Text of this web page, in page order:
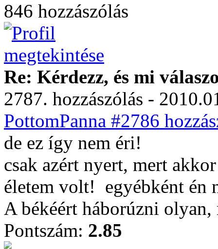
846 hozzászólás
Re: Kérdezz, és mi
2787. hozzászólás -
PottomPanna #2786
de ez így nem éri!
csak azért nyert, mert
életem volt! egyébként
A békéért háborúzni olyan,
Pontszám: 2.85